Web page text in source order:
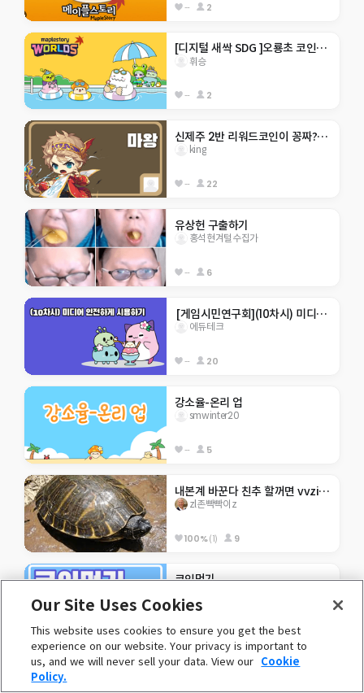
-- 2
[디지털 새싹 SDG ]오룡초 코인을모아라
휘승
-- 2
신제주 2반 리워드코인이 꽁짜???!!!!!!
king
-- 22
유상헌 구출하기
홍석현겨털수집가
-- 6
[게임시민연구회](10차시) 미디어 안전하게 사용하기
에듀테크
-- 20
강소율-온리 업
smwinter20
-- 5
내본계 바꾼다 친추 할꺼면 vvzi존킹왕짱큐티뽀짝거북이v 한테 친추해라
zl존빡빡이z
100%(1) 9
코인먹기
100%(1) 5
디지털SDG 동전을
Our Site Uses Cookies
This website uses cookies to ensure you get the best
experience on our website. Your privacy is important to
us, and we will never sell your data. View our Cookie
Policy.